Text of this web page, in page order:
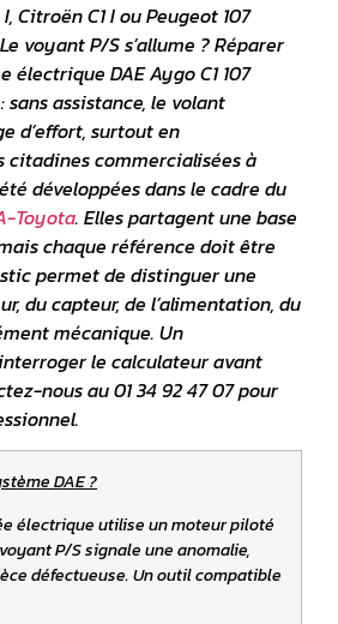
Citroën C1 I ou Peugeot 107
voyant P/S s’allume ? Réparer
électrique DAE Aygo C1 107
assistance, le volant
d’effort, surtout en
citadines commercialisées à
développées dans le cadre du
Toyota. Elles partagent une base
chaque référence doit être
permet de distinguer une
du capteur, de l’alimentation, du
mécanique. Un
le calculateur avant
nous au 01 34 92 47 07 pour
DAE ?
électrique utilise un moteur piloté
P/S signale une anomalie,
défectueuse. Un outil compatible